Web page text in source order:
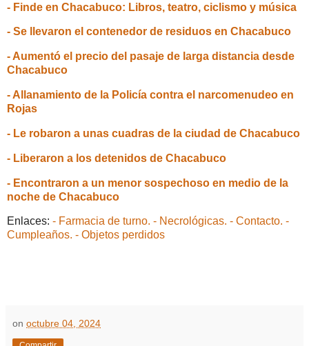
- Finde en Chacabuco: Libros, teatro, ciclismo y música
- Se llevaron el contenedor de residuos en Chacabuco
- Aumentó el precio del pasaje de larga distancia desde
Chacabuco
- Allanamiento de la Policía contra el narcomenudeo en
Rojas
- Le robaron a unas cuadras de la ciudad de Chacabuco
- Liberaron a los detenidos de Chacabuco
- Encontraron a un menor sospechoso en medio de la
noche de Chacabuco
Enlaces: - Farmacia de turno. - Necrológicas. - Contacto. -
Cumpleaños. - Objetos perdidos
on octubre 04, 2024